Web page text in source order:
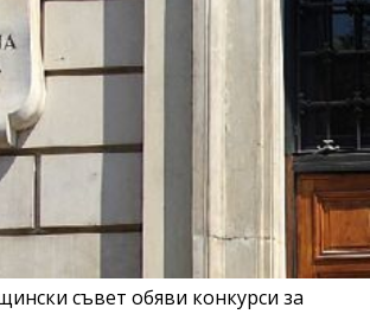
съвет обяви конкурси за